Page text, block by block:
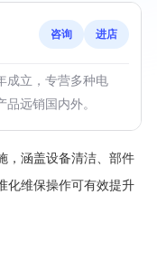
咨询 进店
成立，专营多种电
远销国内外。
，涵盖设备清洁、部件
化维保操作可有效提升